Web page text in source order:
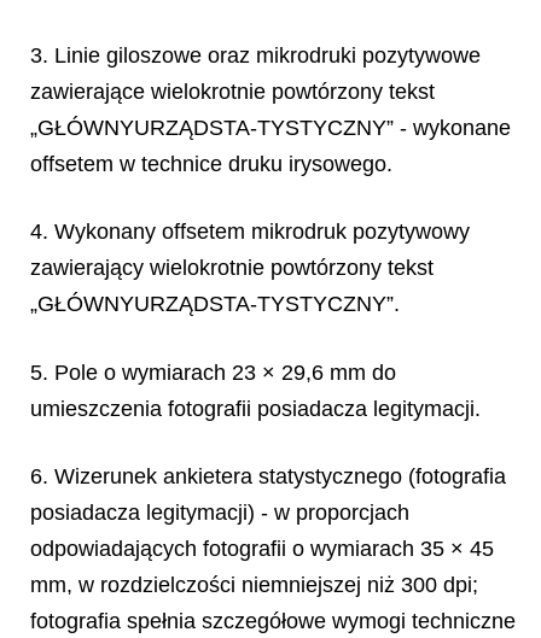
3. Linie giloszowe oraz mikrodruki pozytywowe
zawierające wielokrotnie powtórzony tekst
„GŁÓWNYURZĄDSTA-TYSTYCZNY” - wykonane
offsetem w technice druku irysowego.
4. Wykonany offsetem mikrodruk pozytywowy
zawierający wielokrotnie powtórzony tekst
„GŁÓWNYURZĄDSTA-TYSTYCZNY”.
5. Pole o wymiarach 23 × 29,6 mm do
umieszczenia fotografii posiadacza legitymacji.
6. Wizerunek ankietera statystycznego (fotografia
posiadacza legitymacji) - w proporcjach
odpowiadających fotografii o wymiarach 35 × 45
mm, w rozdzielczości niemniejszej niż 300 dpi;
fotografia spełnia szczegółowe wymogi techniczne